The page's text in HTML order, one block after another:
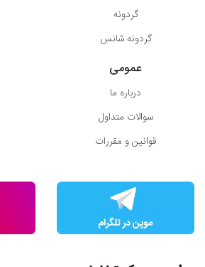
گردونه
گردونه شانس
عمومی
درباره ما
سوالات متداول
قوانین و مقررات